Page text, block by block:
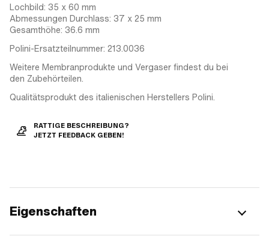
Lochbild: 35 x 60 mm
Abmessungen Durchlass: 37 x 25 mm
Gesamthöhe: 36.6 mm
Polini-Ersatzteilnummer: 213.0036
Weitere Membranprodukte und Vergaser findest du bei
den Zubehörteilen.
Qualitätsprodukt des italienischen Herstellers Polini.
RATTIGE BESCHREIBUNG?
JETZT FEEDBACK GEBEN!
Eigenschaften